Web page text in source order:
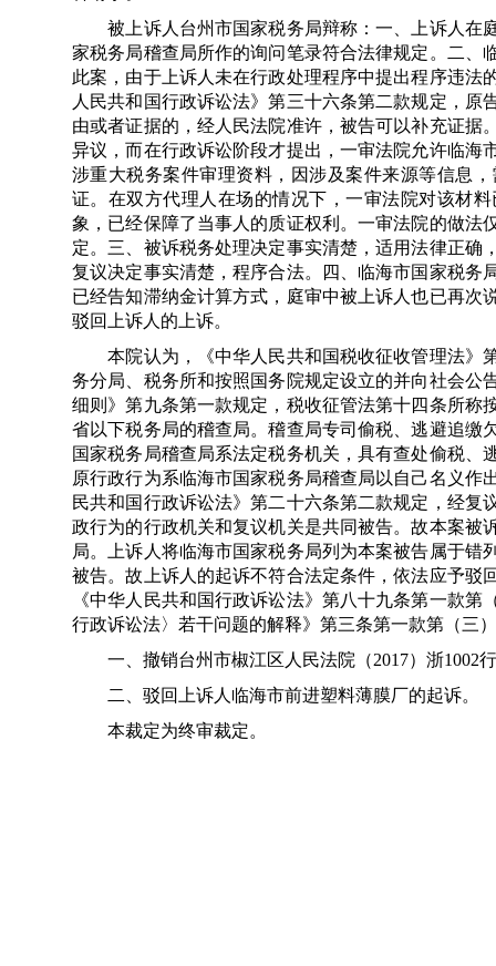
被上诉人台州市国家税务局辩称：一、上诉人在
家税务局稽查局所作的询问笔录符合法律规定。二、
此案，由于上诉人未在行政处理程序中提出程序违
人民共和国行政诉讼法》第三十六条第二款规定，
由或者证据的，经人民法院准许，被告可以补充证
异议，而在行政诉讼阶段才提出，一审法院允许临海
涉重大税务案件审理资料，因涉及案件来源等信息
证。在双方代理人在场的情况下，一审法院对该材
象，已经保障了当事人的质证权利。一审法院的做法
定。三、被诉税务处理决定事实清楚，适用法律正
复议决定事实清楚，程序合法。四、临海市国家税务
已经告知滞纳金计算方式，庭审中被上诉人也已再
驳回上诉人的上诉。
本院认为，《中华人民共和国税收征收管理法》
务分局、税务所和按照国务院规定设立的并向社会公
细则》第九条第一款规定，税收征管法第十四条所称
省以下税务局的稽查局。稽查局专司偷税、逃避追缴
国家税务局稽查局系法定税务机关，具有查处偷税
原行政行为系临海市国家税务局稽查局以自己名义
民共和国行政诉讼法》第二十六条第二款规定，经
政行为的行政机关和复议机关是共同被告。故本案被
局。上诉人将临海市国家税务局列为本案被告属于
被告。故上诉人的起诉不符合法定条件，依法应予驳
《中华人民共和国行政诉讼法》第八十九条第一款
行政诉讼法〉若干问题的解释》第三条第一款第（三
一、撤销台州市椒江区人民法院（2017）浙1002
二、驳回上诉人临海市前进塑料薄膜厂的起诉。
本裁定为终审裁定。